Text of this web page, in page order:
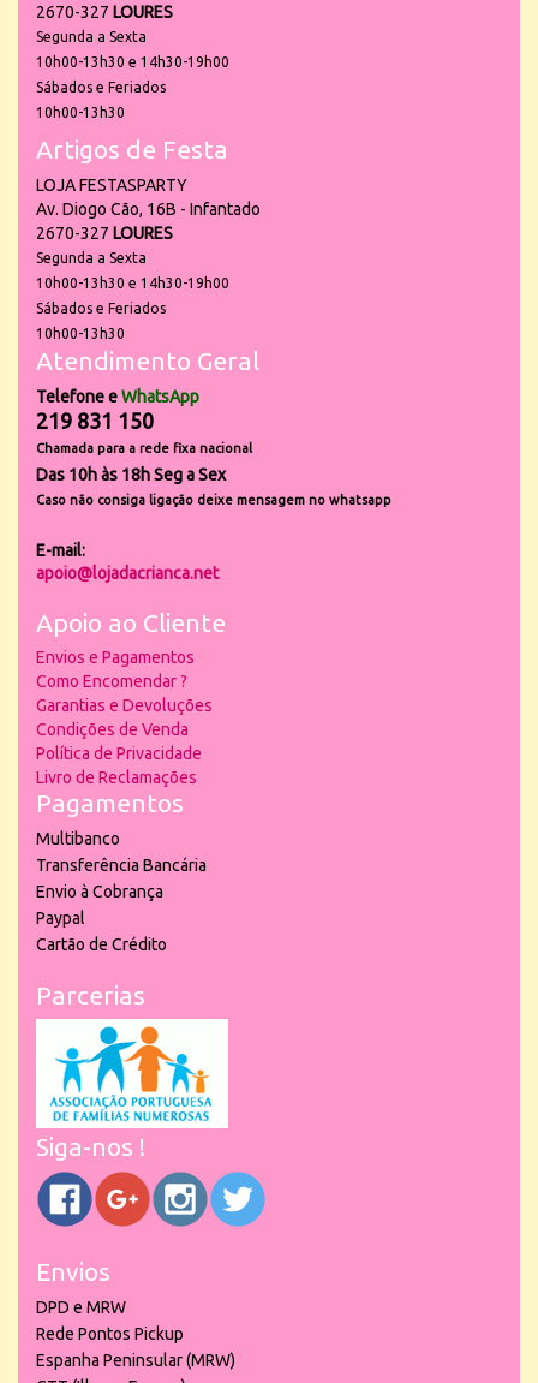
2670-327 LOURES
Segunda a Sexta
10h00-13h30 e 14h30-19h00
Sábados e Feriados
10h00-13h30
Artigos de Festa
LOJA FESTASPARTY
Av. Diogo Cão, 16B - Infantado
2670-327 LOURES
Segunda a Sexta
10h00-13h30 e 14h30-19h00
Sábados e Feriados
10h00-13h30
Atendimento Geral
Telefone eWhatsApp
219 831 150
Chamada para a rede fixa nacional
Das 10h às 18h Seg a Sex
Caso não consiga ligação deixe mensagem no whatsapp
E-mail:
apoio@lojadacrianca.net
Apoio ao Cliente
Envios e Pagamentos
Como Encomendar ?
Garantias e Devoluções
Condições de Venda
Política de Privacidade
Livro de Reclamações
Pagamentos
Multibanco
Transferência Bancária
Envio à Cobrança
Paypal
Cartão de Crédito
Parcerias
Siga-nos !
Envios
DPD e MRW
Rede Pontos Pickup
Espanha Peninsular (MRW)